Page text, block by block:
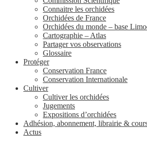
Connaitre les orchidées
Orchidées de France
Orchidées du monde – base
Cartographie – Atlas
Partager vos observations
Glossaire
Protéger
Conservation France
Conservation Internationale
Cultiver
Cultiver les orchidées
Jugements
Expositions d’orchidées
Adhésion, abonnement, librairie &
Actus